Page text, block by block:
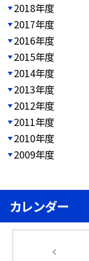
2018年度
2017年度
2016年度
2015年度
2014年度
2013年度
2012年度
2011年度
2010年度
2009年度
カレンダー